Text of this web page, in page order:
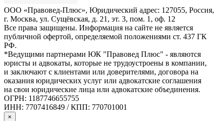
ООО «Правовед-Плюс», Юридический адрес: 127055, Россия,
г. Москва, ул. Сущёвская, д. 21, эт. 3, пом. 1, оф. 12
Все права защищены. Информация на сайте не является
публичной офертой, определяемой положениями ст. 437 ГК
РФ.
*Ведущими партнерами ЮК "Правовед Плюс" - являются
юристы и адвокаты, которые не трудоустроены в компании,
и заключают с клиентами или доверителями, договора на
оказания юридических услуг или адвокатские соглашения
на свои юридические лица или адвокатские объединения.
ОГРН: 1187746655755
ИНН: 7707416849 / КПП: 770701001
×